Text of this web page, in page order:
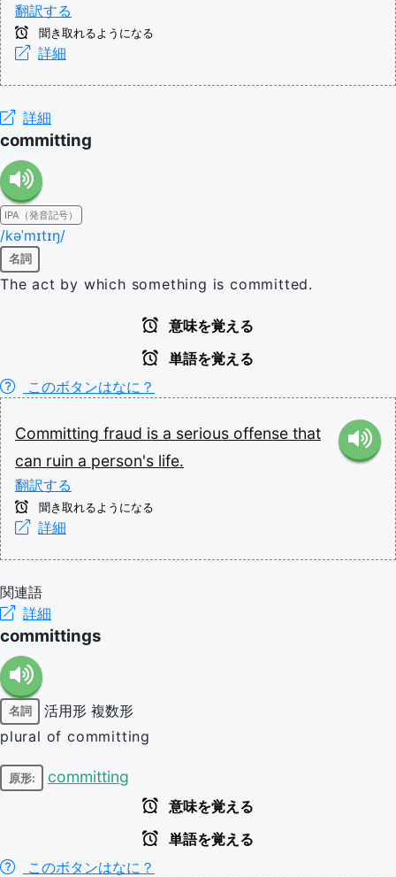
翻訳する
聞き取れるようになる
詳細
詳細
committing
IPA（発音記号）
/kəˈmɪtɪŋ/
名詞
The act by which something is committed.
意味を覚える
単語を覚える
このボタンはなに？
Committing fraud is a serious offense that
can ruin a person's life.
翻訳する
聞き取れるようになる
詳細
関連語
詳細
committings
名詞 活用形 複数形
plural of committing
原形: committing
意味を覚える
単語を覚える
このボタンはなに？